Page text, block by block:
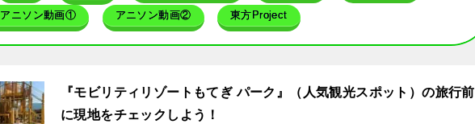
アニソン動画① アニソン動画② 東方Project
『モビリティリゾートもてぎ パーク』（人気観光スポット）の旅行前
に現地をチェックしよう！